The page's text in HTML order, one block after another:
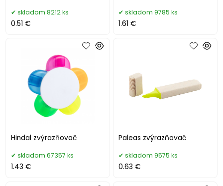
skladom 8212 ks
0.51 €
skladom 9785 ks
1.61 €
Hindal zvýrazňovač
skladom 67357 ks
1.43 €
Paleas zvýrazňovač
skladom 9575 ks
0.63 €